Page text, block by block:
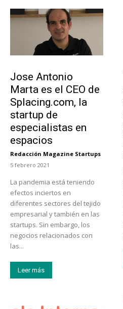
Jose Antonio
Marta es el CEO de
Splacing.com, la
startup de
especialistas en
espacios
Redacción Magazine Startups
-
5 febrero 2021
La pandemia está teniendo
efectos inciertos en
diferentes sectores del tejido
empresarial y también en las
startups. Sin embargo, los
negocios relacionados con
las...
Leer más